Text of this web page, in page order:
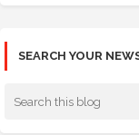
SEARCH YOUR